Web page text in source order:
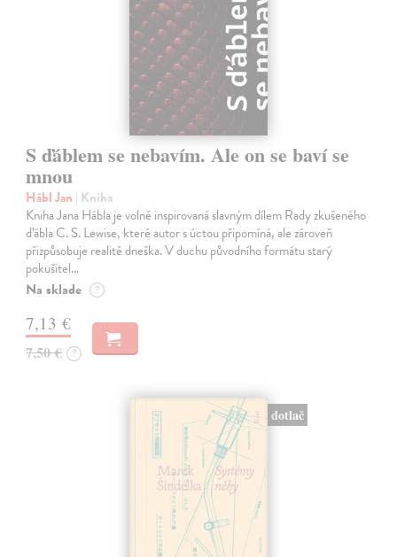
S ďáblem se nebavím. Ale on se baví se
mnou
Hábl Jan | Kniha
Kniha Jana Hábla je volně inspirovaná slavným dílem Rady zkušeného
ďábla C. S. Lewise, které autor s úctou připomíná, ale zároveň
přizpůsobuje realitě dneška. V duchu původního formátu starý
pokušitel…
Na sklade ?
7,13 €
7,50 € ?
dotlač